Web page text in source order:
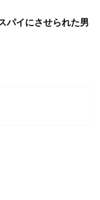
パイにさせられた男